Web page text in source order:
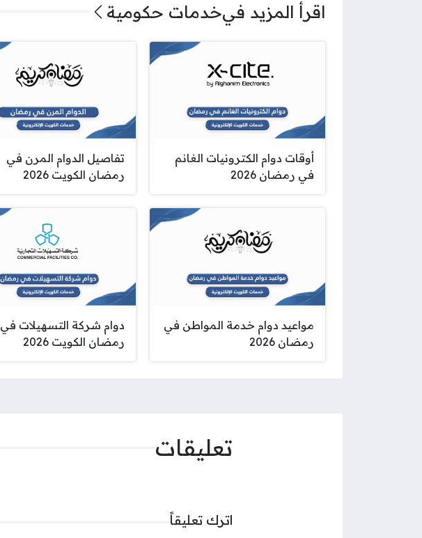
اقرأ المزيد فيخدمات حكومية
أوقات دوام الكترونيات الغانم
في رمضان 2026
تفاصيل الدوام المرن في
رمضان الكويت 2026
مواعيد دوام خدمة المواطن في
رمضان 2026
دوام شركة التسهيلات في
رمضان الكويت 2026
تعليقات
اترك تعليقاً